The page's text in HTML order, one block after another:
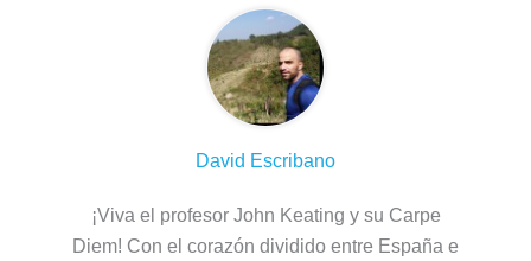
David Escribano
¡Viva el profesor John Keating y su Carpe
Diem! Con el corazón dividido entre España e